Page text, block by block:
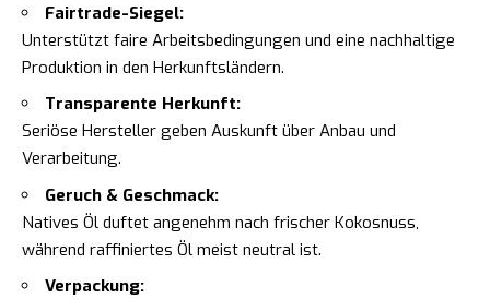
Fairtrade-Siegel:
Unterstützt faire Arbeitsbedingungen und eine nachhaltige
Produktion in den Herkunftsländern.
Transparente Herkunft:
Seriöse Hersteller geben Auskunft über Anbau und
Verarbeitung.
Geruch & Geschmack:
Natives Öl duftet angenehm nach frischer Kokosnuss,
während raffiniertes Öl meist neutral ist.
Verpackung: